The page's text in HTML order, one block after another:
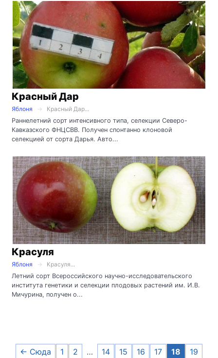
Красный Дар
Яблоня
Красный Дар...
Раннелетний сорт интенсивного типа, селекции Северо-
Кавказского ФНЦСВВ. Получен спонтанно клоновой
селекцией от сорта Дарья. Авто...
Красуля
Яблоня
Красуля...
Летний сорт Всероссийского научно-исследовательского
института генетики и селекции плодовых растений им. И.В.
Мичурина, получен о...
← Сюда 1 2 … 14 15 16 17 18
19